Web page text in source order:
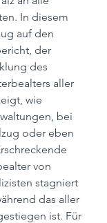
In diesem
auf den
der
des
aller
wie
bei
oder eben
von
stagniert
das aller
ist. Für